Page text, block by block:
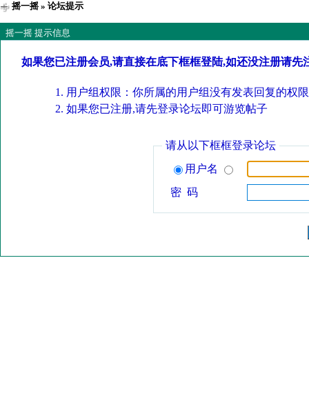
摇一摇» 论坛提示
摇一摇 提示信息
如果您已注册会员,请直接在底下框框登陆,如还没注册请先
用户组权限：你所属的用户组没有发表回复的权
如果您已注册,请先登录论坛即可游览帖子
请从以下框框登录论坛
用户名
密 码